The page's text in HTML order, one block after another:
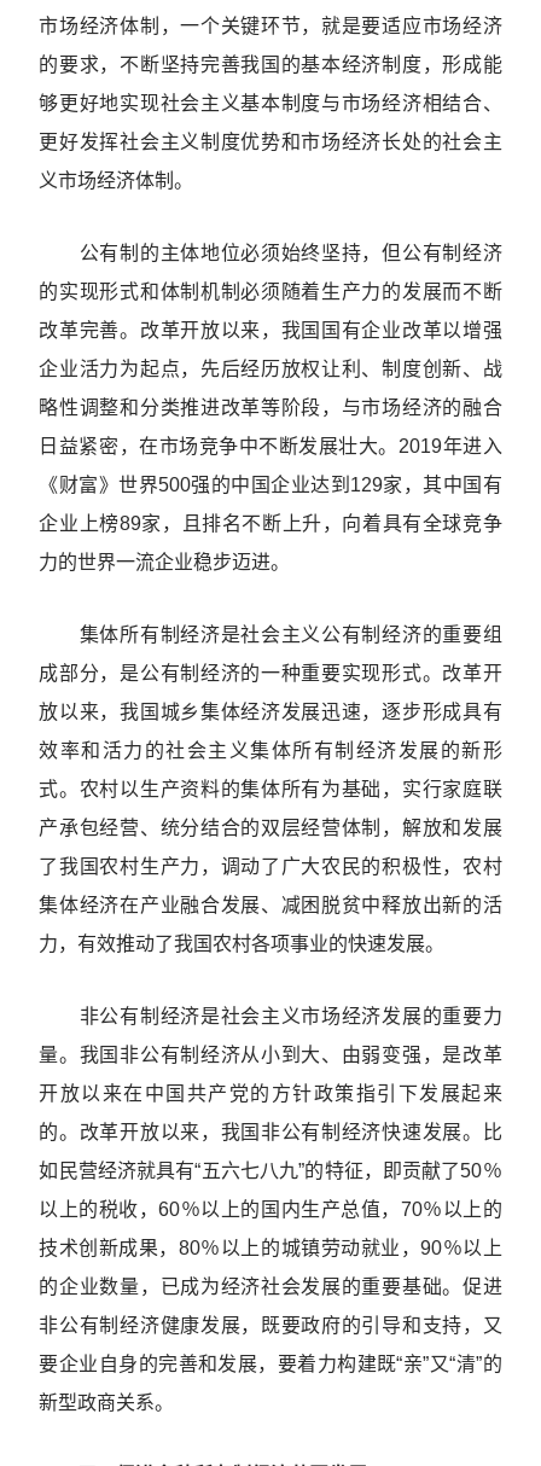
市场经济体制，一个关键环节，就是要适应市场经济
的要求，不断坚持完善我国的基本经济制度，形成能
够更好地实现社会主义基本制度与市场经济相结合、
更好发挥社会主义制度优势和市场经济长处的社会主
义市场经济体制。
公有制的主体地位必须始终坚持，但公有制经济
的实现形式和体制机制必须随着生产力的发展而不断
改革完善。改革开放以来，我国国有企业改革以增强
企业活力为起点，先后经历放权让利、制度创新、战
略性调整和分类推进改革等阶段，与市场经济的融合
日益紧密，在市场竞争中不断发展壮大。2019年进入
《财富》世界500强的中国企业达到129家，其中国有
企业上榜89家，且排名不断上升，向着具有全球竞争
力的世界一流企业稳步迈进。
集体所有制经济是社会主义公有制经济的重要组
成部分，是公有制经济的一种重要实现形式。改革开
放以来，我国城乡集体经济发展迅速，逐步形成具有
效率和活力的社会主义集体所有制经济发展的新形
式。农村以生产资料的集体所有为基础，实行家庭联
产承包经营、统分结合的双层经营体制，解放和发展
了我国农村生产力，调动了广大农民的积极性，农村
集体经济在产业融合发展、减困脱贫中释放出新的活
力，有效推动了我国农村各项事业的快速发展。
非公有制经济是社会主义市场经济发展的重要力
量。我国非公有制经济从小到大、由弱变强，是改革
开放以来在中国共产党的方针政策指引下发展起来
的。改革开放以来，我国非公有制经济快速发展。比
如民营经济就具有“五六七八九”的特征，即贡献了50％
以上的税收，60％以上的国内生产总值，70％以上的
技术创新成果，80％以上的城镇劳动就业，90％以上
的企业数量，已成为经济社会发展的重要基础。促进
非公有制经济健康发展，既要政府的引导和支持，又
要企业自身的完善和发展，要着力构建既“亲”又“清”的
新型政商关系。